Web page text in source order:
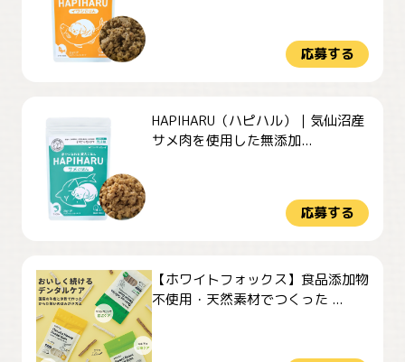
応募する
HAPIHARU（ハピハル）｜気仙沼産
サメ肉を使用した無添加...
応募する
【ホワイトフォックス】食品添加物
不使用・天然素材でつくった ...